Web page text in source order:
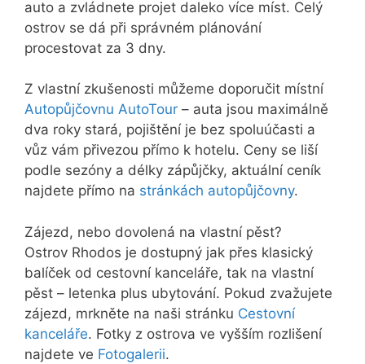
auto a zvládnete projet daleko více míst. Celý
ostrov se dá při správném plánování
procestovat za 3 dny.
Z vlastní zkušenosti můžeme doporučit místní
Autopůjčovnu AutoTour – auta jsou maximálně
dva roky stará, pojištění je bez spoluúčasti a
vůz vám přivezou přímo k hotelu. Ceny se liší
podle sezóny a délky zápůjčky, aktuální ceník
najdete přímo na stránkách autopůjčovny.
Zájezd, nebo dovolená na vlastní pěst?
Ostrov Rhodos je dostupný jak přes klasický
balíček od cestovní kanceláře, tak na vlastní
pěst – letenka plus ubytování. Pokud zvažujete
zájezd, mrkněte na naši stránku Cestovní
kanceláře. Fotky z ostrova ve vyšším rozlišení
najdete ve Fotogalerii.